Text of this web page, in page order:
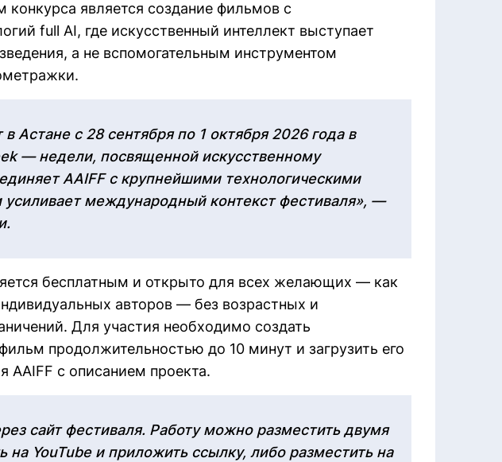
является создание фильмов с
full AI, где искусственный интеллект выступает
а не вспомогательным инструментом
Астане с 28 сентября по 1 октября 2026 года в
— недели, посвященной искусственному
AAIFF с крупнейшими технологическими
международный контекст фестиваля», —
бесплатным и открыто для всех желающих — как
авторов — без возрастных и
Для участия необходимо создать
продолжительностью до 10 минут и загрузить его
AAIFF с описанием проекта.
сайт фестиваля. Работу можно разместить двумя
на YouTube и приложить ссылку, либо разместить на